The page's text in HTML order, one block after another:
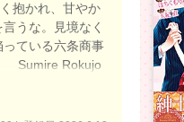
抱かれ、甘やか
うな。見境なく
ている六条商事
Rokujo
役副社長
:.゜・